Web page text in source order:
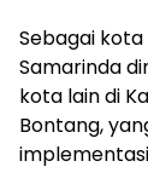
Sebagai
Samarinda
kota lain di
Bontang,